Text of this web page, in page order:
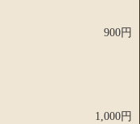
900円
1,000円